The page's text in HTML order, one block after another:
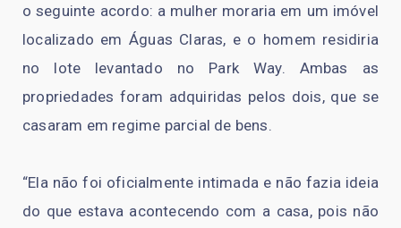
o seguinte acordo: a mulher moraria em um imóvel
localizado em Águas Claras, e o homem residiria
no lote levantado no Park Way. Ambas as
propriedades foram adquiridas pelos dois, que se
casaram em regime parcial de bens.
“Ela não foi oficialmente intimada e não fazia ideia
do que estava acontecendo com a casa, pois não